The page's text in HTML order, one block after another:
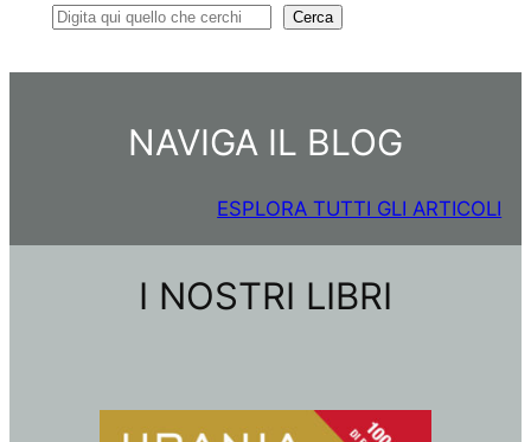
C
r
Cerca
NAVIGA IL BLOG
ESPLORA TUTTI GLI ARTICOLI
I NOSTRI LIBRI